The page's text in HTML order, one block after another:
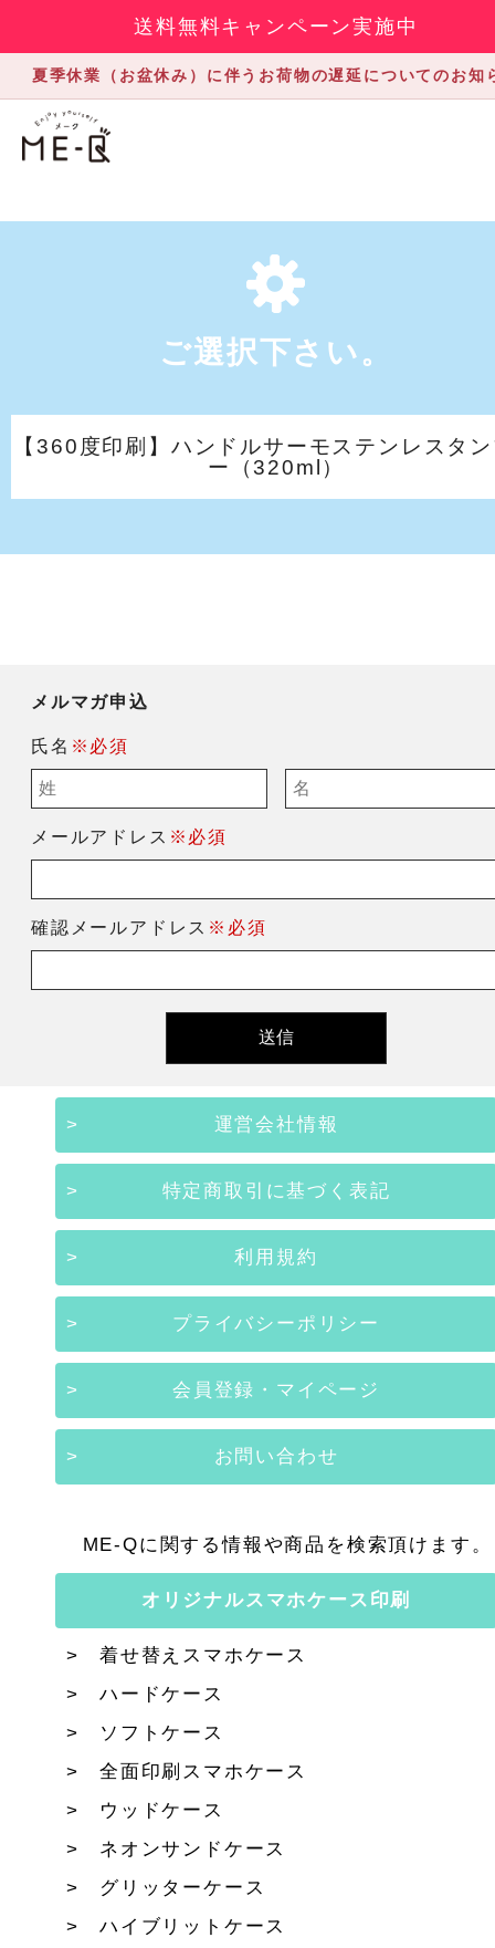
送料無料キャンペーン実施中
夏季休業（お盆休み）に伴うお荷物の遅延についてのお知
ご選択下さい。
【360度印刷】ハンドルサーモステンレスタ
ー（320ml）
メルマガ申込
氏名 ※必須
メールアドレス ※必須
確認メールアドレス ※必須
運営会社情報
特定商取引に基づく表記
利用規約
プライバシーポリシー
会員登録・マイページ
お問い合わせ
ME-Qに関する情報や商品を検索頂けます。
オリジナルスマホケース印刷
着せ替えスマホケース
ハードケース
ソフトケース
全面印刷スマホケース
ウッドケース
ネオンサンドケース
グリッターケース
ハイブリットケース